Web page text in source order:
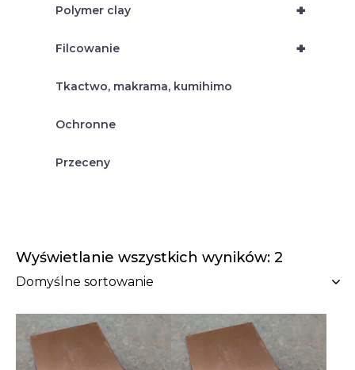
Wyświetlanie wszystkich wyników: 2
+
Polymer clay
+
Filcowanie
Tkactwo, makrama, kumihimo
Ochronne
Przeceny